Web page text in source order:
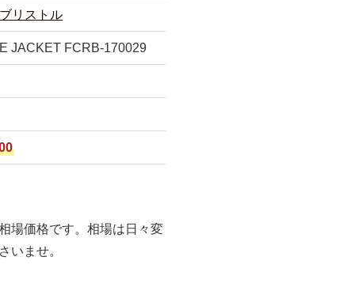
リストル
JACKET FCRB-170029
場価格です。相場は日々変
いませ。